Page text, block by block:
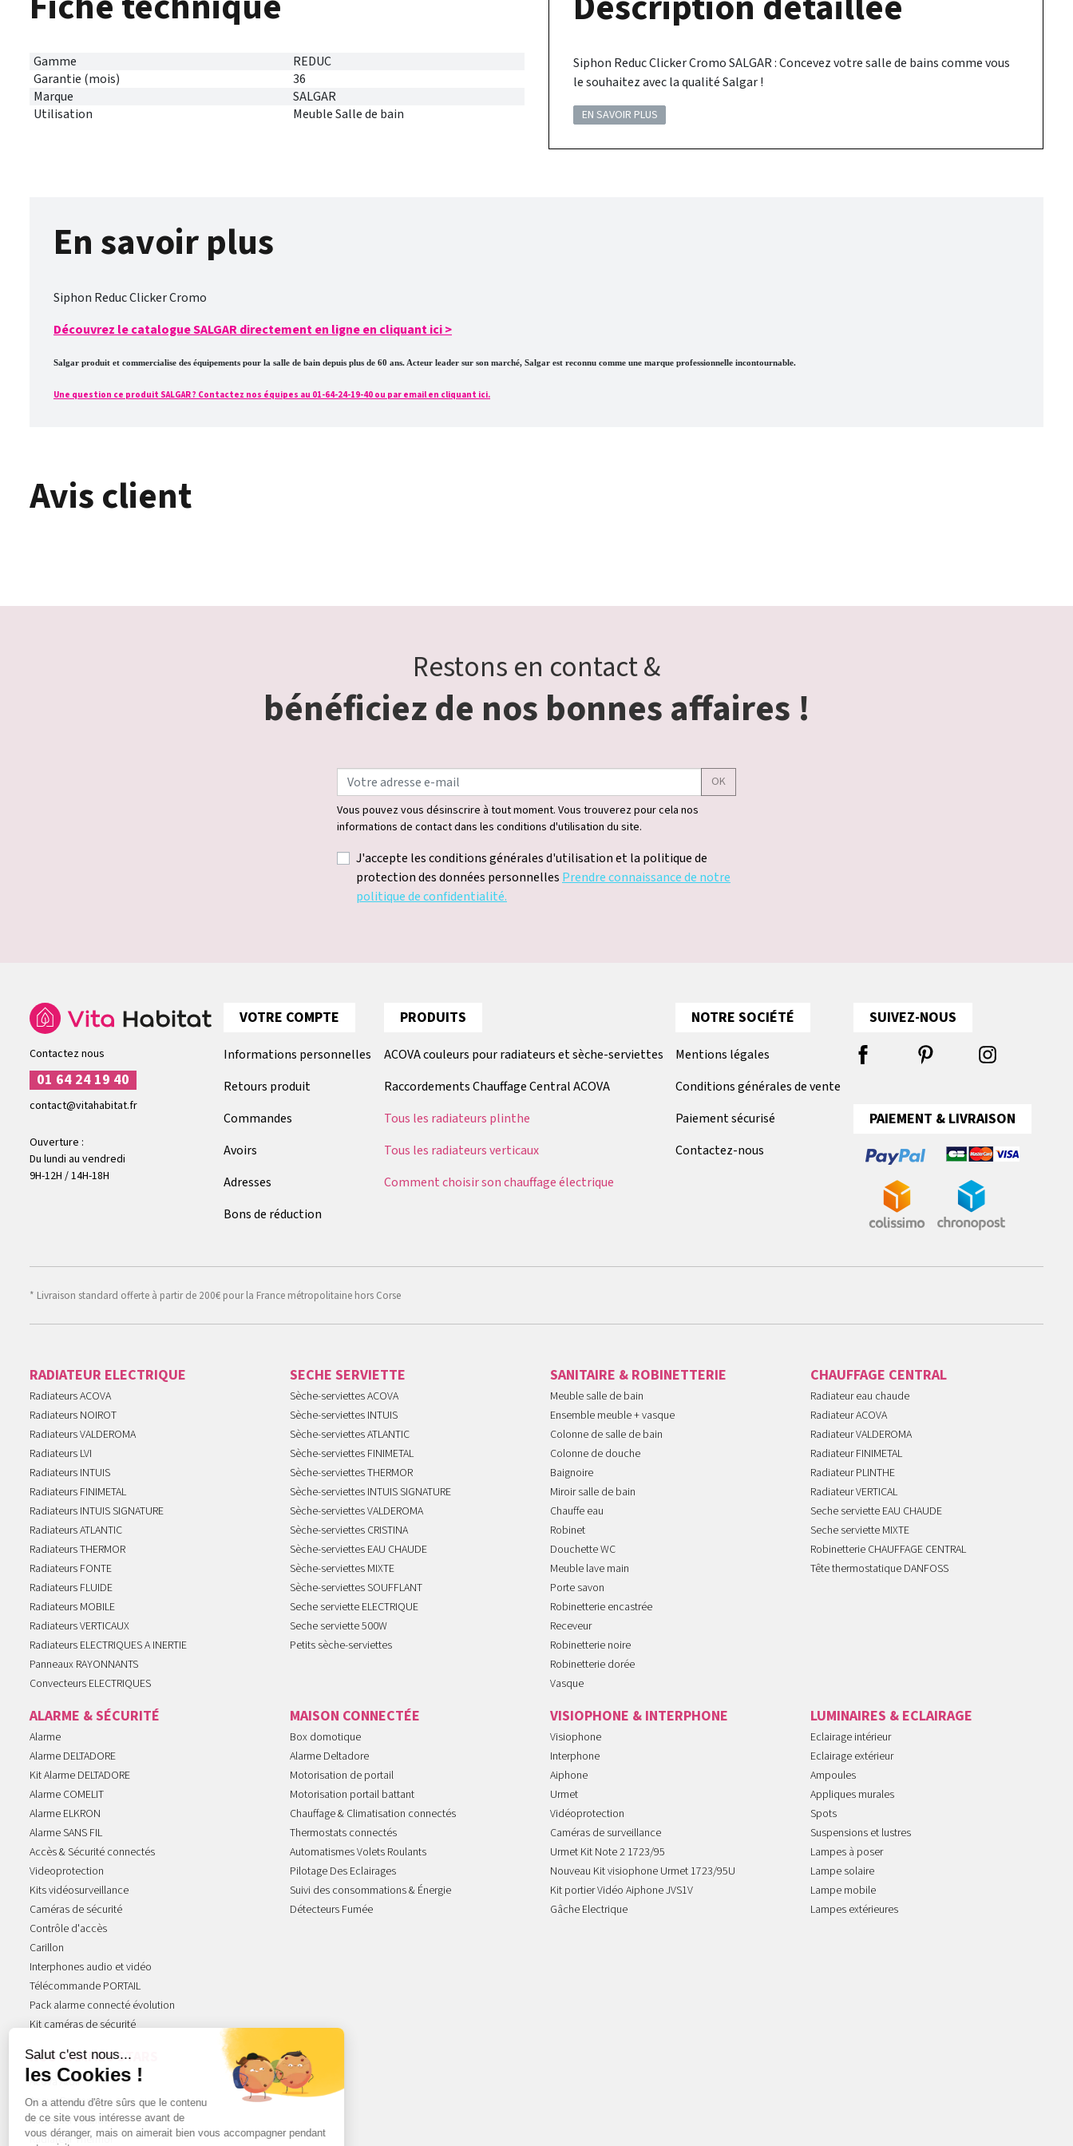
Gamme
REDUC
Garantie (mois)
36
Marque
SALGAR
Utilisation
Meuble Salle de bain
Siphon Reduc Clicker Cromo SALGAR : Concevez votre salle de bains comme vous
le souhaitez avec la qualité Salgar !
EN SAVOIR PLUS
En savoir plus
Siphon Reduc Clicker Cromo
Découvrez le catalogue SALGAR directement en ligne en cliquant ici>
Salgar produit et commercialise des équipements pour la salle de bain depuis plus de 60 ans. Acteur leader sur son marché, Salgar est reconnu comme une marque professionnelle incontournable.
Une question ce produit SALGAR ? Contactez nos équipes au 01-64-24-19-40 ou par email en cliquant ici.
Avis client
Restons en contact &
bénéficiez de nos bonnes affaires !
OK
Vous pouvez vous désinscrire à tout moment. Vous trouverez pour cela nos
informations de contact dans les conditions d'utilisation du site.
J'accepte les conditions générales d'utilisation et la politique de
protection des données personnelles Prendre connaissance de notre
politique de confidentialité.
Contactez nous
01 64 24 19 40
contact@vitahabitat.fr
Ouverture :
Du lundi au vendredi
9H-12H / 14H-18H
VOTRE COMPTE
Informations personnelles
Retours produit
Commandes
Avoirs
Adresses
Bons de réduction
PRODUITS
ACOVA couleurs pour radiateurs et sèche-serviettes
Raccordements Chauffage Central ACOVA
Tous les radiateurs plinthe
Tous les radiateurs verticaux
Comment choisir son chauffage électrique
NOTRE SOCIÉTÉ
Mentions légales
Conditions générales de vente
Paiement sécurisé
Contactez-nous
SUIVEZ-NOUS
PAIEMENT & LIVRAISON
* Livraison standard offerte à partir de 200€ pour la France métropolitaine hors Corse
RADIATEUR ELECTRIQUE
Radiateurs ACOVA
Radiateurs NOIROT
Radiateurs VALDEROMA
Radiateurs LVI
Radiateurs INTUIS
Radiateurs FINIMETAL
Radiateurs INTUIS SIGNATURE
Radiateurs ATLANTIC
Radiateurs THERMOR
Radiateurs FONTE
Radiateurs FLUIDE
Radiateurs MOBILE
Radiateurs VERTICAUX
Radiateurs ELECTRIQUES A INERTIE
Panneaux RAYONNANTS
Convecteurs ELECTRIQUES
SECHE SERVIETTE
Sèche-serviettes ACOVA
Sèche-serviettes INTUIS
Sèche-serviettes ATLANTIC
Sèche-serviettes FINIMETAL
Sèche-serviettes THERMOR
Sèche-serviettes INTUIS SIGNATURE
Sèche-serviettes VALDEROMA
Sèche-serviettes CRISTINA
Sèche-serviettes EAU CHAUDE
Sèche-serviettes MIXTE
Sèche-serviettes SOUFFLANT
Seche serviette ELECTRIQUE
Seche serviette 500W
Petits sèche-serviettes
SANITAIRE & ROBINETTERIE
Meuble salle de bain
Ensemble meuble + vasque
Colonne de salle de bain
Colonne de douche
Baignoire
Miroir salle de bain
Chauffe eau
Robinet
Douchette WC
Meuble lave main
Porte savon
Robinetterie encastrée
Receveur
Robinetterie noire
Robinetterie dorée
Vasque
CHAUFFAGE CENTRAL
Radiateur eau chaude
Radiateur ACOVA
Radiateur VALDEROMA
Radiateur FINIMETAL
Radiateur PLINTHE
Radiateur VERTICAL
Seche serviette EAU CHAUDE
Seche serviette MIXTE
Robinetterie CHAUFFAGE CENTRAL
Tête thermostatique DANFOSS
ALARME & SÉCURITÉ
Alarme
Alarme DELTADORE
Kit Alarme DELTADORE
Alarme COMELIT
Alarme ELKRON
Alarme SANS FIL
Accès & Sécurité connectés
Videoprotection
Kits vidéosurveillance
Caméras de sécurité
Contrôle d'accès
Carillon
Interphones audio et vidéo
Télécommande PORTAIL
Pack alarme connecté évolution
Kit caméras de sécurité
MAISON CONNECTÉE
Box domotique
Alarme Deltadore
Motorisation de portail
Motorisation portail battant
Chauffage & Climatisation connectés
Thermostats connectés
Automatismes Volets Roulants
Pilotage Des Eclairages
Suivi des consommations & Énergie
Détecteurs Fumée
VISIOPHONE & INTERPHONE
Visiophone
Interphone
Aiphone
Urmet
Vidéoprotection
Caméras de surveillance
Urmet Kit Note 2 1723/95
Nouveau Kit visiophone Urmet 1723/95U
Kit portier Vidéo Aiphone JVS1V
Gâche Electrique
LUMINAIRES & ECLAIRAGE
Eclairage intérieur
Eclairage extérieur
Ampoules
Appliques murales
Spots
Suspensions et lustres
Lampes à poser
Lampe solaire
Lampe mobile
Lampes extérieures
NOS GAMMES STARS
Acova Atoll
Acova Fassane
Radiateur Atlantic
Radiateur Thermor